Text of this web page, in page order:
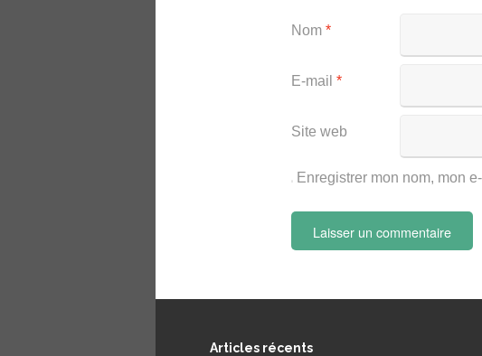
Nom *
E-mail *
Site web
Enregistrer mon nom, mon
Articles récents